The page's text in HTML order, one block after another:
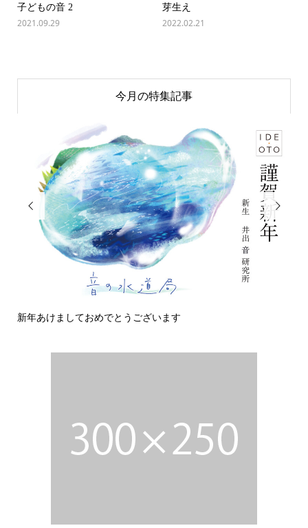
子どもの音 2
2021.09.29
芽生え
2022.02.21
今月の特集記事

新年あけましておめでとうございます
